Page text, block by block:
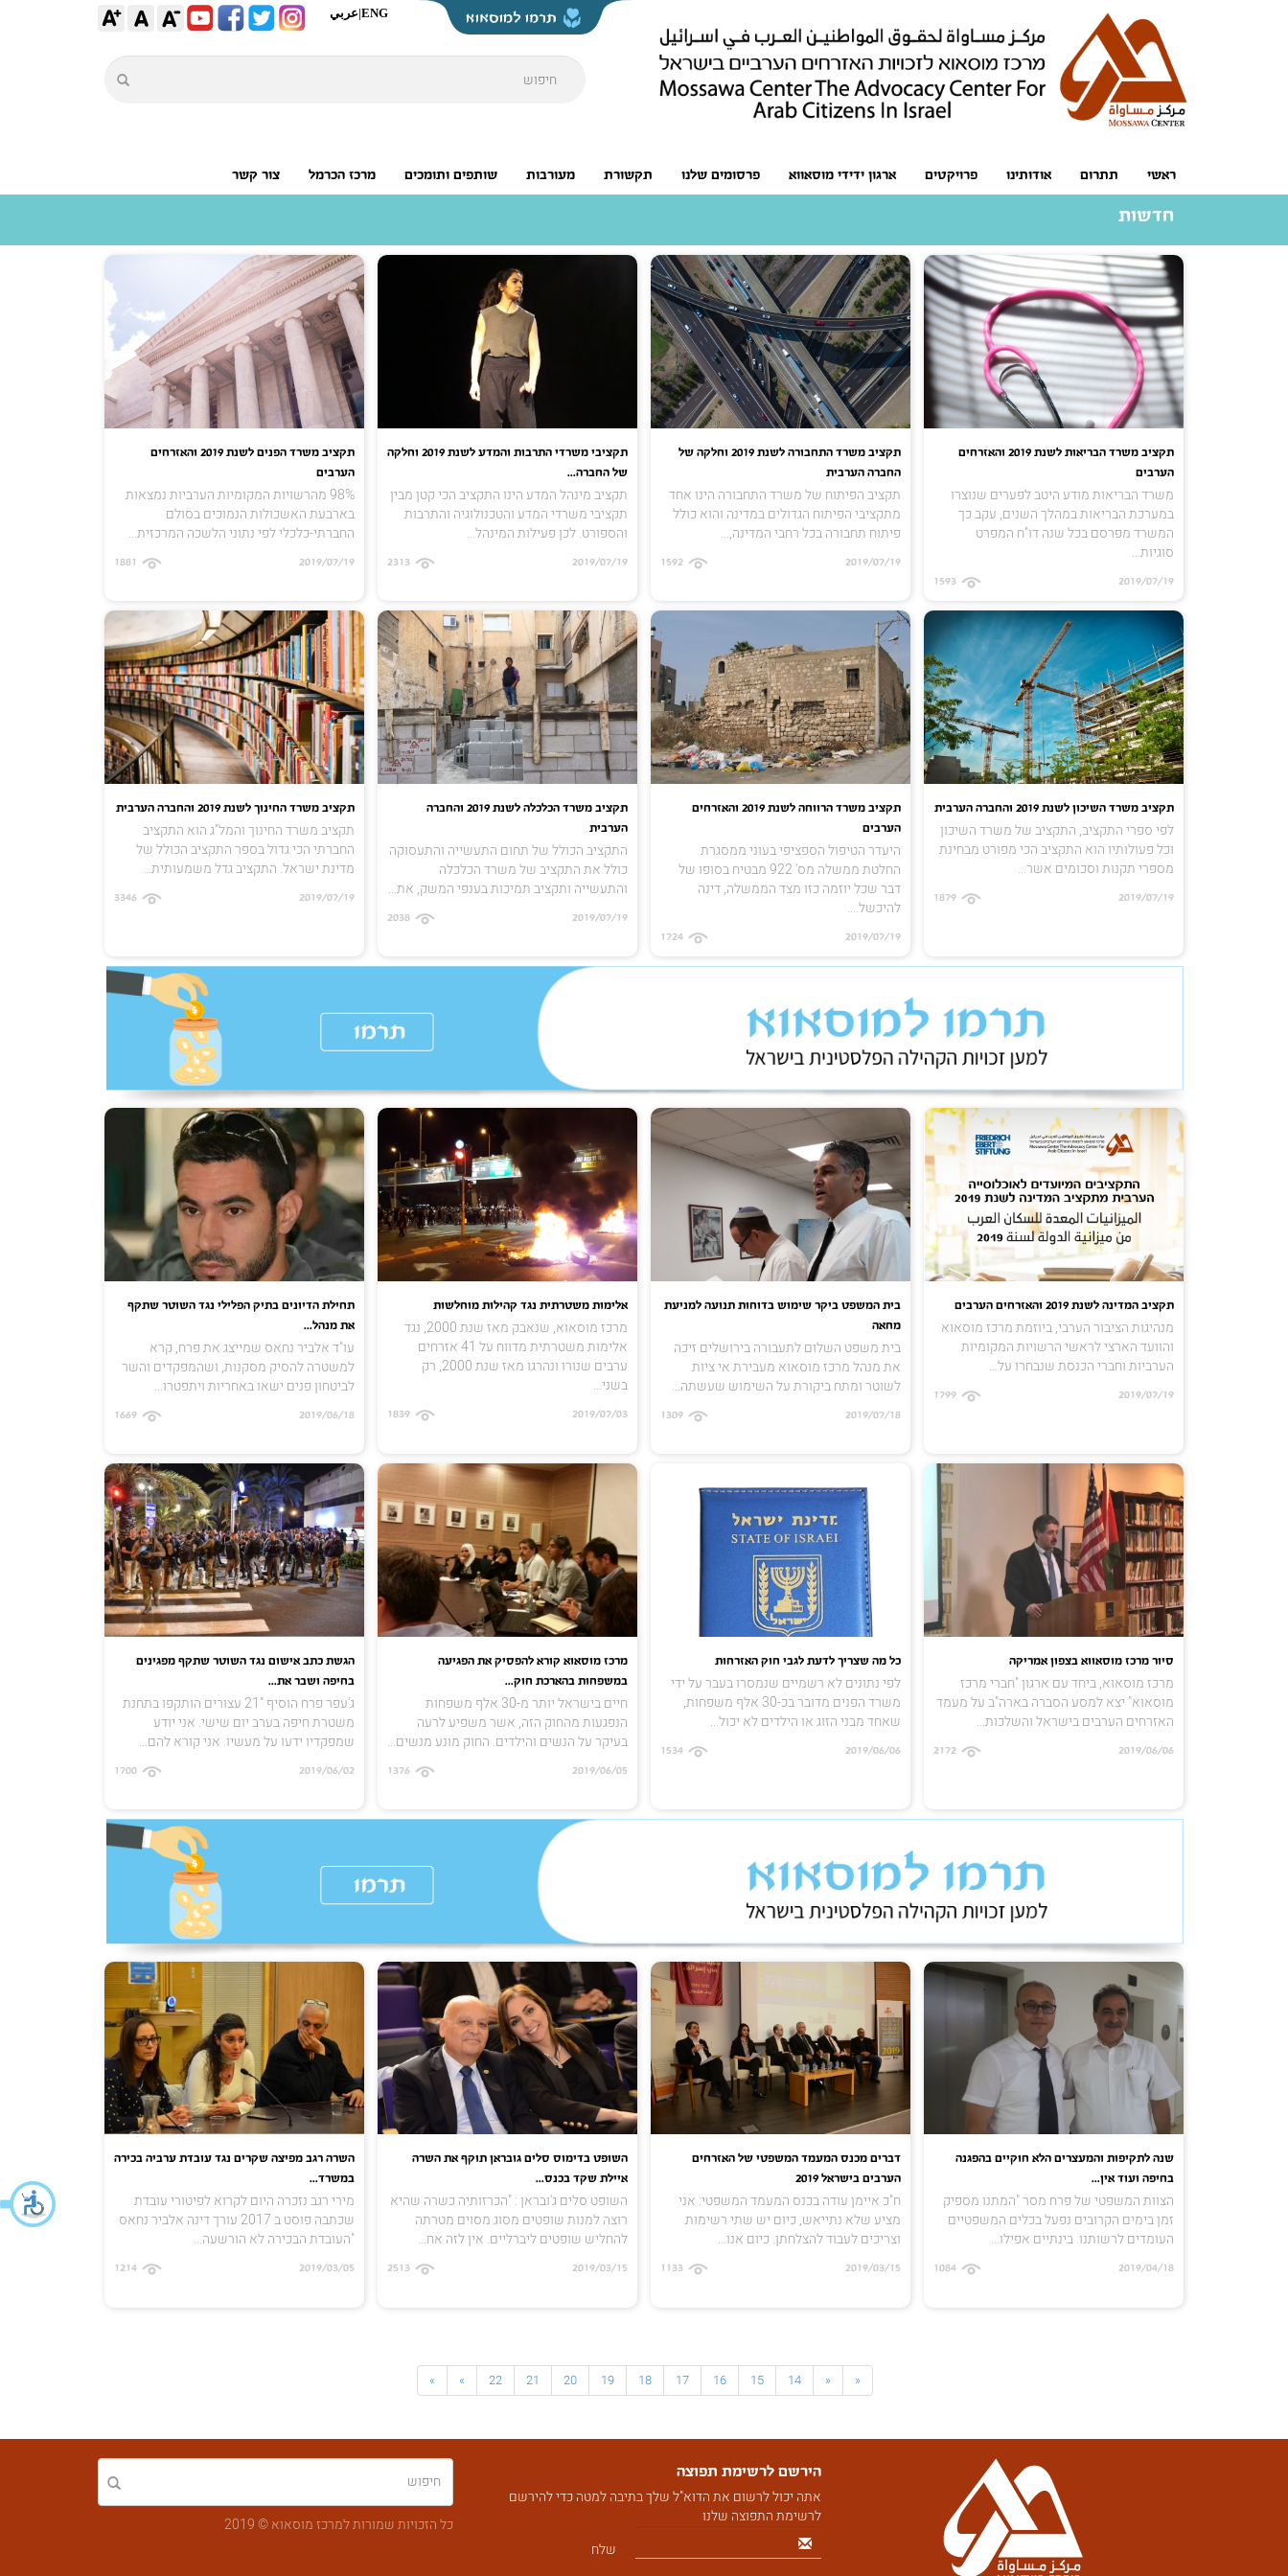
ENG
|عربي
ראשי תתרום אודותינו פרויקטים ארגון ידידי מוסאווא פרסומים שלנו תקשורת מעורבות שותפים ותומכים מרכז הכרמל צור קשר
חדשות
תקציב משרד הבריאות לשנת 2019 והאזרחים
הערבים
משרד הבריאות מודע היטב לפערים שנוצרו
במערכת הבריאות במהלך השנים, עקב כך
המשרד מפרסם בכל שנה דו"ח המפרט
סוגיות...
2019/07/19
תקציב משרד התחבורה לשנת 2019 וחלקה של
החברה הערבית
תקציב הפיתוח של משרד התחבורה הינו אחד
מתקציבי הפיתוח הגדולים במדינה והוא כולל
פיתוח תחבורה בכל רחבי המדינה,...
2019/07/19
תקציבי משרדי התרבות והמדע לשנת 2019 וחלקה
של החברה...
תקציב מינהל המדע הינו התקציב הכי קטן מבין
תקציבי משרדי המדע והטכנולוגיה והתרבות
והספורט. לכן פעילות המינהל...
2019/07/19
תקציב משרד הפנים לשנת 2019 והאזרחים
הערבים
98% מהרשויות המקומיות הערביות נמצאות
בארבעת האשכולות הנמוכים בסולם
החברתי-כלכלי לפי נתוני הלשכה המרכזית...
2019/07/19
תקציב משרד השיכון לשנת 2019 והחברה הערבית
לפי ספרי התקציב, התקציב של משרד השיכון
וכל פעולותיו הוא התקציב הכי מפורט מבחינת
מספרי תקנות וסכומים אשר...
2019/07/19
תקציב משרד הרווחה לשנת 2019 והאזרחים
הערבים
היעדר הטיפול הספציפי בעוני ממסגרת
החלטת ממשלה מס' 922 מבטיח בסופו של
דבר שכל יוזמה כזו מצד הממשלה, דינה
להיכשל....
2019/07/19
תקציב משרד הכלכלה לשנת 2019 והחברה
הערבית
התקציב הכולל של תחום התעשייה והתעסוקה
כולל את התקציב של משרד הכלכלה
והתעשייה ותקציב תמיכות בענפי המשק, את...
2019/07/19
תקציב משרד החינוך לשנת 2019 והחברה הערבית
תקציב משרד החינוך והמל"ג הוא התקציב
החברתי הכי גדול בספר התקציב הכולל של
מדינת ישראל. התקציב גדל משמעותית...
2019/07/19
תקציב המדינה לשנת 2019 והאזרחים הערבים
מנהיגות הציבור הערבי, ביוזמת מרכז מוסאוא
והוועד הארצי לראשי הרשויות המקומיות
הערביות וחברי הכנסת שנבחרו על...
2019/07/19
בית המשפט ביקר שימוש בדוחות תנועה למניעת
מחאה
בית משפט השלום לתעבורה בירושלים זיכה
את מנהל מרכז מוסאוא מעבירת אי ציות
לשוטר ומתח ביקורת על השימוש שעשתה...
2019/07/18
אלימות משטרתית נגד קהילות מוחלשות
מרכז מוסאוא, שנאבק מאז שנת 2000, נגד
אלימות משטרתית מדווח על 41 אזרחים
ערבים שנורו ונהרגו מאז שנת 2000, רק
בשני...
2019/07/03
תחילת הדיונים בתיק הפלילי נגד השוטר שתקף
את מנהל...
עו"ד אלביר נחאס שמייצג את פרח, קרא
למשטרה להסיק מסקנות, ושהמפקדים והשר
לביטחון פנים ישאו באחריות ויתפטרו...
2019/06/18
סיור מרכז מוסאווא בצפון אמריקה
מרכז מוסאוא, ביחד עם ארגון "חברי מרכז
מוסאוא" יצא למסע הסברה בארה"ב על מעמד
האזרחים הערבים בישראל והשלכות...
2019/06/06
כל מה שצריך לדעת לגבי חוק האזרחות
לפי נתונים לא רשמיים שנמסרו בעבר על ידי
משרד הפנים מדובר בכ-30 אלף משפחות,
שאחד מבני הזוג או הילדים לא יכול...
2019/06/06
מרכז מוסאוא קורא להפסיק את הפגיעה
במשפחות בהארכת חוק...
חיים בישראל יותר מ-30 אלף משפחות
הנפגעות מהחוק הזה, אשר משפיע לרעה
‏בעיקר על הנשים והילדים. החוק מונע מנשים...
2019/06/05
הגשת כתב אישום נגד השוטר שתקף מפגינים
בחיפה ושבר את...
ג'עפר פרח הוסיף "21 עצורים הותקפו בתחנת
משטרת חיפה בערב יום שישי. אני יודע
שמפקדיו ידעו על מעשיו. אני קורא להם...
2019/06/02
שנה לתקיפות והמעצרים הלא חוקיים בהפגנה
בחיפה ועוד אין...
הצוות המשפטי של פרח מסר "המתנו מספיק
זמן בימים הקרובים נפעל בכלים המשפטיים
העומדים לרשותנו. בינתיים אפילו...
2019/04/18
דברים מכנס המעמד המשפטי של האזרחים
הערבים בישראל 2019
ח"כ איימן עודה בכנס המעמד המשפטי: אני
מציע שלא נתייאש, כיום יש שתי רשימות
וצריכים לעבוד להצלחתן. כיום אנו...
2019/03/15
השופט בדימוס סלים גובראן תוקף את השרה
איילת שקד בכנס...
השופט סלים ג'ובראן : "הכרזותיה כשרה שהיא
רוצה למנות שופטים מסוג מסוים מטרתה
להחליש שופטים ליברליים. אין לזה אח...
2019/03/15
השרה רגב מפיצה שקרים נגד עובדת ערביה בכירה
במשרד...
מירי רגב נזכרה היום לקרוא לפיטורי עובדת
שכתבה פוסט ב 2017 עורך דינה אלביר נחאס
"העובדת הבכירה לא הורשעה...
2019/03/05
«
«
14
15
16
17
18
19
20
21
22
»
»
הירשם לרשימת תפוצה
אתה יכול לרשום את הדוא"ל שלך בתיבה למטה כדי להירשם
לרשימת התפוצה שלנו
שלח
כל הזכויות שמורות למרכז מוסאוא © 2019